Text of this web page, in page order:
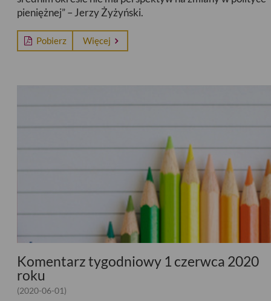
pieniężnej” – Jerzy Żyżyński.
Pobierz Więcej
Komentarz tygodniowy 1 czerwca 2020
roku
(2020-06-01)